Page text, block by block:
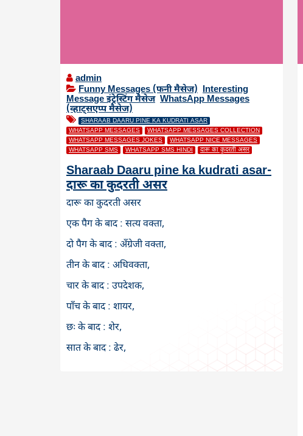
admin
Funny Messages (फनी मैसेज) Interesting
Message इंट्रेस्टिंग मैसेज, WhatsApp Messages
(व्हाट्सएप्प मैसेज)
SHARAAB DAARU PINE KA KUDRATI ASAR
WHATSAPP MESSAGES
WHATSAPP MESSAGES COLLECTION
WHATSAPP MESSAGES JOKES
WHATSAPP NICE MESSAGES
WHATSAPP SMS
WHATSAPP SMS HINDI दारू का कुदरती असर
Sharaab Daaru pine ka kudrati asar-
दारू का कुदरती असर
दारू का कुदरती असर
एक पैग के बाद : सत्य वक्ता,
दो पैग के बाद : अँग्रेजी वक्ता,
तीन के बाद : अधिवक्ता,
चार के बाद : उपदेशक,
पाँच के बाद : शायर,
छः के बाद : शेर,
सात के बाद : ढेर,